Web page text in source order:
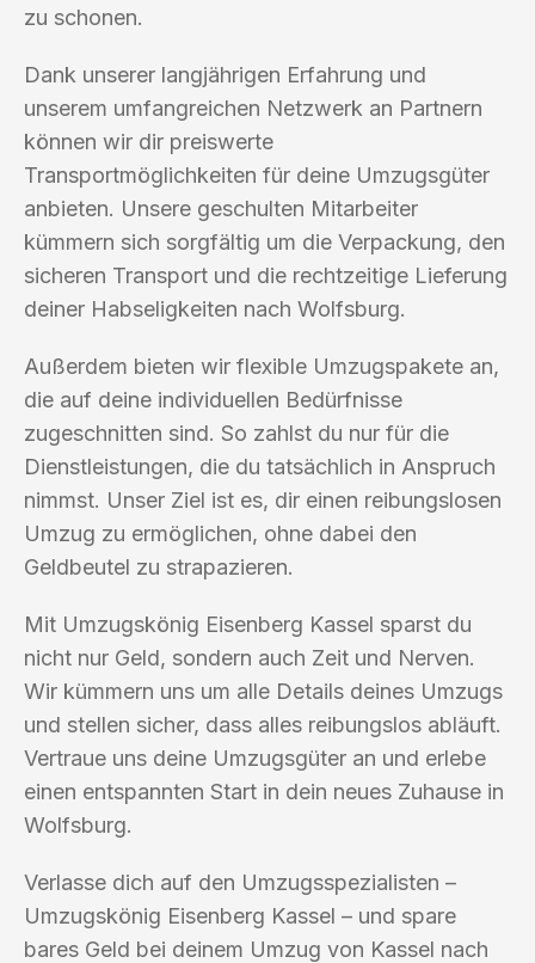
zu schonen.
Dank unserer langjährigen Erfahrung und
unserem umfangreichen Netzwerk an Partnern
können wir dir preiswerte
Transportmöglichkeiten für deine Umzugsgüter
anbieten. Unsere geschulten Mitarbeiter
kümmern sich sorgfältig um die Verpackung, den
sicheren Transport und die rechtzeitige Lieferung
deiner Habseligkeiten nach Wolfsburg.
Außerdem bieten wir flexible Umzugspakete an,
die auf deine individuellen Bedürfnisse
zugeschnitten sind. So zahlst du nur für die
Dienstleistungen, die du tatsächlich in Anspruch
nimmst. Unser Ziel ist es, dir einen reibungslosen
Umzug zu ermöglichen, ohne dabei den
Geldbeutel zu strapazieren.
Mit Umzugskönig Eisenberg Kassel sparst du
nicht nur Geld, sondern auch Zeit und Nerven.
Wir kümmern uns um alle Details deines Umzugs
und stellen sicher, dass alles reibungslos abläuft.
Vertraue uns deine Umzugsgüter an und erlebe
einen entspannten Start in dein neues Zuhause in
Wolfsburg.
Verlasse dich auf den Umzugsspezialisten –
Umzugskönig Eisenberg Kassel – und spare
bares Geld bei deinem Umzug von Kassel nach